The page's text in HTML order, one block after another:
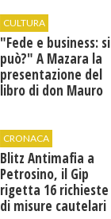
CULTURA
"Fede e business: si
può?" A Mazara la
presentazione del
libro di don Mauro
CRONACA
Blitz Antimafia a
Petrosino, il Gip
rigetta 16 richieste
di misure cautelari